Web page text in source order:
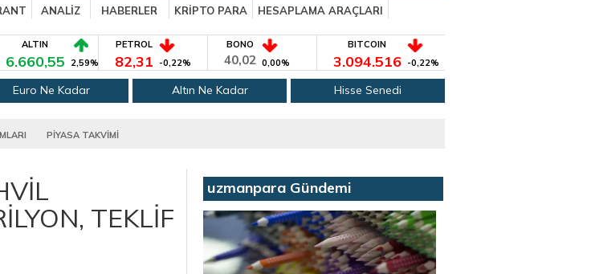
ANALİZ HABERLER KRİPTO PARA
HESAPLAMA ARAÇLARI
ALTIN
6.660,55 2,59%
PETROL
82,31 -0,22%
BONO
40,02 0,00%
BITCOIN
3.094.516 -0,22%
Euro Ne Kadar Altın Ne Kadar Hisse Senedi
PİYASA TAKVİMİ
TEKLİF
uzmanpara Gündemi